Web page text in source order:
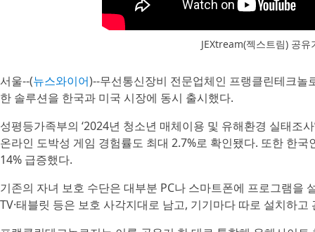
JEXtream(젝스트림) 공
서울--(뉴스와이어)--무선통신장비 전문업체인 프랭클린테크
한 솔루션을 한국과 미국 시장에 동시 출시했다.
성평등가족부의 ‘2024년 청소년 매체이용 및 유해환경 실태조
온라인 도박성 게임 경험률도 최대 2.7%로 확인됐다. 또한 한
14% 급증했다.
기존의 자녀 보호 수단은 대부분 PC나 스마트폰에 프로그램을
TV·태블릿 등은 보호 사각지대로 남고, 기기마다 따로 설치하